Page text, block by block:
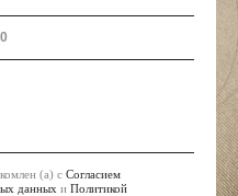
(а) с Согласием
данных и Политикой